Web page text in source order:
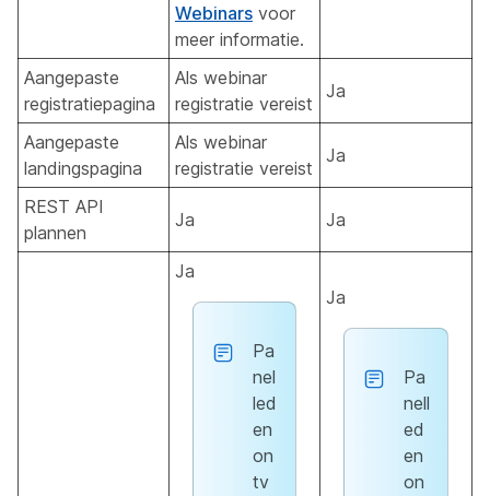
Webinars voor
meer informatie.
Aangepaste
registratiepagina
Als webinar
registratie vereist
Ja
Aangepaste
landingspagina
Als webinar
registratie vereist
Ja
REST API
plannen
Ja Ja
Ja
Pa
nel
led
en
on
tv
Ja
Pa
nell
ed
en
on